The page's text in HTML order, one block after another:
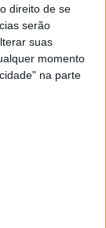
direito de se
serão
suas
momento
na parte